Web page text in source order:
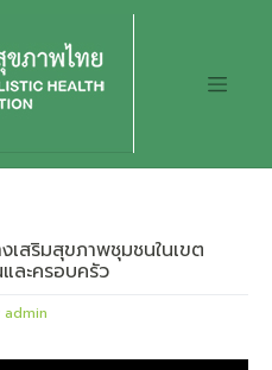
เสริมสุขภาพชุมชนในเขต
ละครอบครัว
admin